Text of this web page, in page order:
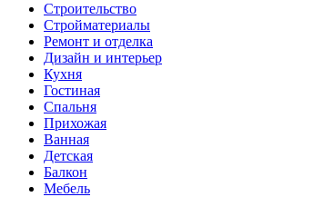
Строительство
Стройматериалы
Ремонт и отделка
Дизайн и интерьер
Кухня
Гостиная
Спальня
Прихожая
Ванная
Детская
Балкон
Мебель